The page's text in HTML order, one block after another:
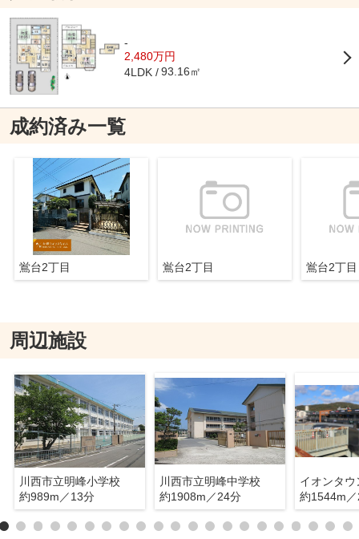
-
2,480万円
4LDK 93.16㎡
成約済み一覧
鴬台2丁目 鴬台2丁目 鴬台2丁目
周辺施設
川西市立明峰小学校
約989m／13分
川西市立明峰中学校
約1908m／24分
イオンタウ
約1544m